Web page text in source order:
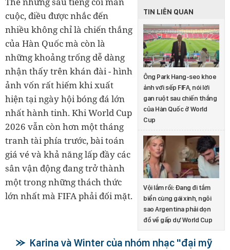
TIN LIÊN QUAN
Ông Park Hang-seo khoe
ảnh với sếp FIFA, nói lời
gan ruột sau chiến thắng
của Hàn Quốc ở World
Cup
Vội lắm rồi: Đang đi tắm
biển cùng gái xinh, ngôi
sao Argentina phải dọn
đồ về gấp dự World Cup
cuộc, điều được nhắc đến
nhiều không chỉ là chiến thắng
của Hàn Quốc mà còn là
những khoảng trống dễ dàng
nhận thấy trên khán đài - hình
ảnh vốn rất hiếm khi xuất
hiện tại ngày hội bóng đá lớn
nhất hành tinh. Khi World Cup
2026 vẫn còn hơn một tháng
tranh tài phía trước, bài toán
giá vé và khả năng lấp đầy các
sân vận động đang trở thành
một trong những thách thức
lớn nhất mà FIFA phải đối mặt.
Karina và Winter của nhóm nhạc "đại mỹ